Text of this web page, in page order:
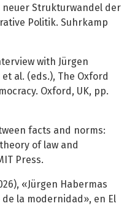
neuer Strukturwandel der
Politik. Suhrkamp
with Jürgen
al. (eds.), The Oxford
Oxford, UK, pp.
facts and norms:
of law and
Press.
«Jürgen Habermas
de la modernidad», en El